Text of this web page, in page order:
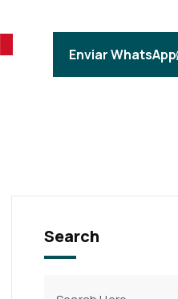
Enviar WhatsApp
Search